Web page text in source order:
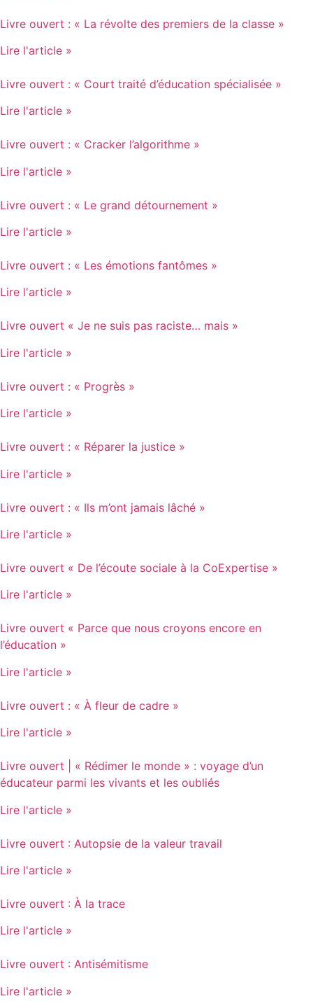
Livre ouvert : « La révolte des premiers de la classe »
Lire l'article »
Livre ouvert : « Court traité d’éducation spécialisée »
Lire l'article »
Livre ouvert : « Cracker l’algorithme »
Lire l'article »
Livre ouvert : « Le grand détournement »
Lire l'article »
Livre ouvert : « Les émotions fantômes »
Lire l'article »
Livre ouvert « Je ne suis pas raciste… mais »
Lire l'article »
Livre ouvert : « Progrès »
Lire l'article »
Livre ouvert : « Réparer la justice »
Lire l'article »
Livre ouvert : « Ils m’ont jamais lâché »
Lire l'article »
Livre ouvert « De l’écoute sociale à la CoExpertise »
Lire l'article »
Livre ouvert « Parce que nous croyons encore en
l’éducation »
Lire l'article »
Livre ouvert : « À fleur de cadre »
Lire l'article »
Livre ouvert | « Rédimer le monde » : voyage d’un
éducateur parmi les vivants et les oubliés
Lire l'article »
Livre ouvert : Autopsie de la valeur travail
Lire l'article »
Livre ouvert : À la trace
Lire l'article »
Livre ouvert : Antisémitisme
Lire l'article »